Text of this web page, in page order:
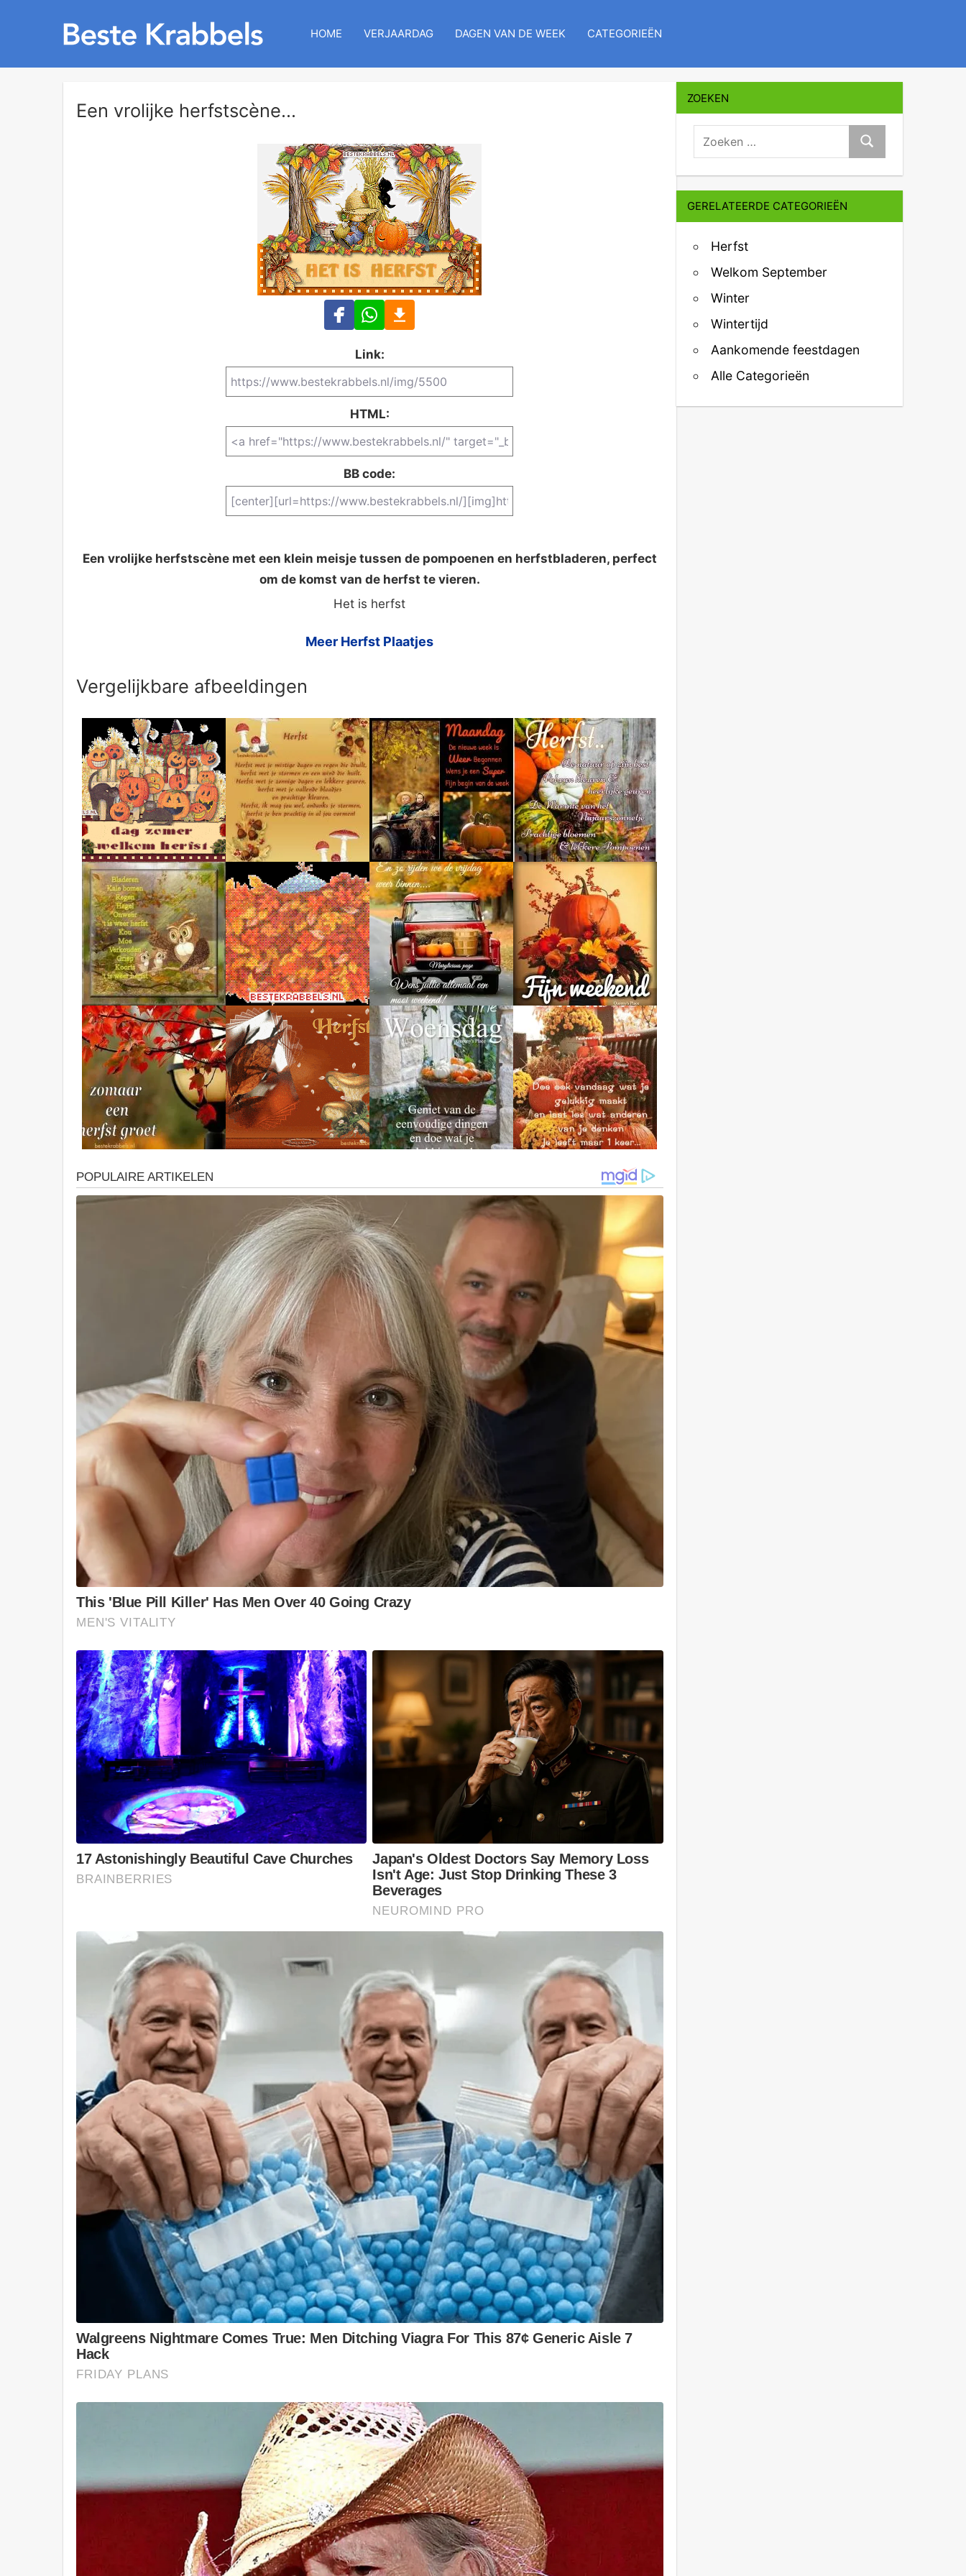
HOME VERJAARDAG DAGEN VAN DE WEEK CATEGORIEËN
Een vrolijke herfstscène...
Link:
HTML:
BB code:
Een vrolijke herfstscène met een klein meisje tussen de pompoenen en herfstbladeren, perfect
om de komst van de herfst te vieren.
Het is herfst
Meer Herfst Plaatjes
Vergelijkbare afbeeldingen
ZOEKEN
zoeken:
Zoeken
GERELATEERDE CATEGORIEËN
Herfst
Welkom September
Winter
Wintertijd
Aankomende feestdagen
Alle Categorieën